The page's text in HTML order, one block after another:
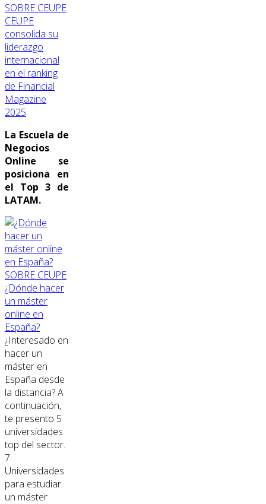
SOBRE CEUPE
CEUPE
consolida su
liderazgo
internacional
en el ranking
de Financial
Magazine
2025
La Escuela de
Negocios
Online se
posiciona en
el Top 3 de
LATAM.
SOBRE CEUPE
¿Dónde hacer
un máster
online en
España?
¿Interesado en
hacer un
máster en
España desde
la distancia? A
continuación,
te presento 5
universidades
top del sector.
7
Universidades
para estudiar
un máster